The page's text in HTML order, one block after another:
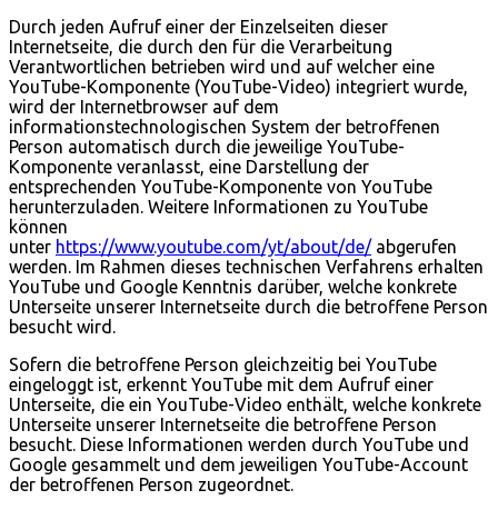
Durch jeden Aufruf einer der Einzelseiten dieser
Internetseite, die durch den für die Verarbeitung
Verantwortlichen betrieben wird und auf welcher eine
YouTube-Komponente (YouTube-Video) integriert wurde,
wird der Internetbrowser auf dem
informationstechnologischen System der betroffenen
Person automatisch durch die jeweilige YouTube-
Komponente veranlasst, eine Darstellung der
entsprechenden YouTube-Komponente von YouTube
herunterzuladen. Weitere Informationen zu YouTube
können
unter https://www.youtube.com/yt/about/de/abgerufen
werden. Im Rahmen dieses technischen Verfahrens erhalten
YouTube und Google Kenntnis darüber, welche konkrete
Unterseite unserer Internetseite durch die betroffene Person
besucht wird.
Sofern die betroffene Person gleichzeitig bei YouTube
eingeloggt ist, erkennt YouTube mit dem Aufruf einer
Unterseite, die ein YouTube-Video enthält, welche konkrete
Unterseite unserer Internetseite die betroffene Person
besucht. Diese Informationen werden durch YouTube und
Google gesammelt und dem jeweiligen YouTube-Account
der betroffenen Person zugeordnet.